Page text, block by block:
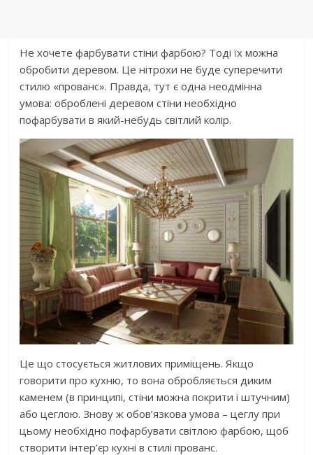
Не хочете фарбувати стіни фарбою? Тоді їх можна
обробити деревом. Це нітрохи не буде суперечити
стилю «прованс». Правда, тут є одна неодмінна
умова: оброблені деревом стіни необхідно
пофарбувати в який-небудь світлий колір.
Це що стосується житлових приміщень. Якщо
говорити про кухню, то вона обробляється диким
каменем (в принципі, стіни можна покрити і штучним)
або цеглою. Знову ж обов’язкова умова – цеглу при
цьому необхідно пофарбувати світлою фарбою, щоб
створити інтер’єр кухні в стилі прованс.